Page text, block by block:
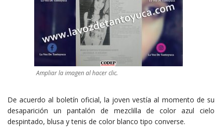
Ampliar la imagen al hacer clic.
De acuerdo al boletín oficial, la joven vestía al momento de su
desaparición un pantalón de mezclilla de color azul cielo
despintado, blusa y tenis de color blanco tipo converse.